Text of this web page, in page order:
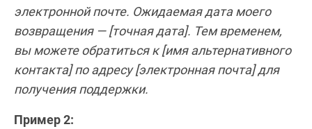
электронной почте. Ожидаемая дата моего
возвращения — [точная дата]. Тем временем,
вы можете обратиться к [имя альтернативного
контакта] по адресу [электронная почта] для
получения поддержки.
Пример 2: